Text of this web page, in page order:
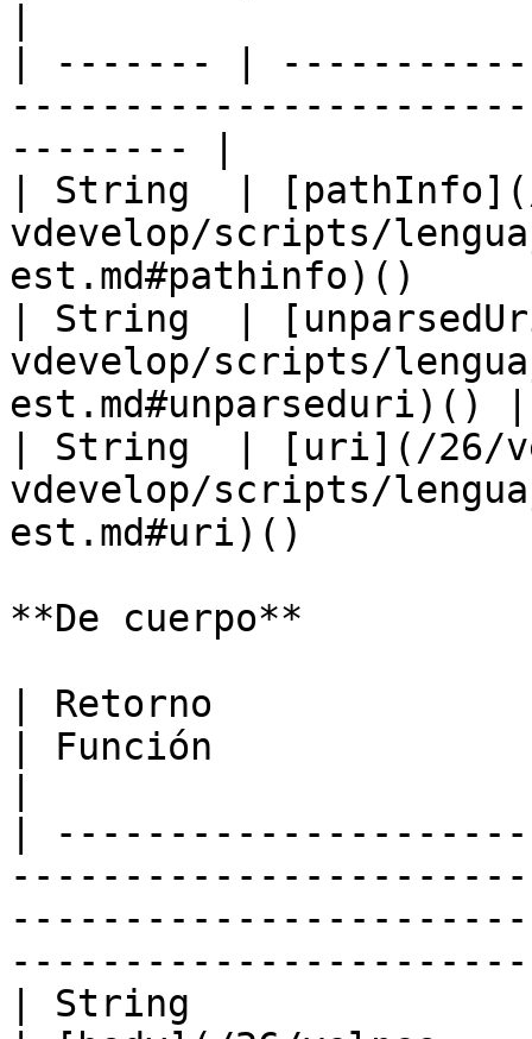
| ------- |
-------- |
| String  |
vdevelop/scripts/
est.md#pathinfo)()
| String  |
vdevelop/scripts/
est.md#unparseduri)() |
| String  | [uri](/26/
vdevelop/scripts/
est.md#uri)()
**De cuerpo**
| Retorno
| Función
|
| String